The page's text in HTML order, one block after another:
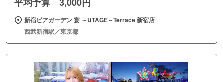
新宿ビアガーデン 宴 ～UTAGE～Terrace 新宿店
西武新宿駅／東京都